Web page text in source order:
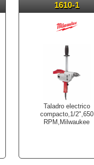
1610-1
Taladro electrico
compacto,1/2",650
RPM,Milwaukee